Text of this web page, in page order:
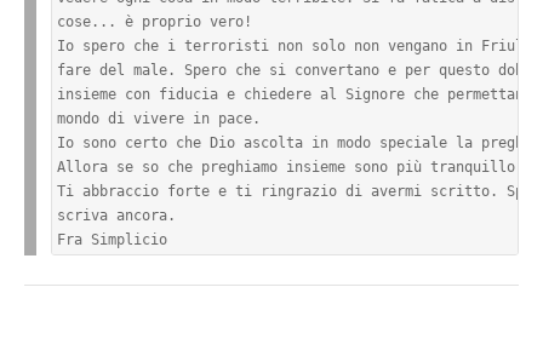
cose... è proprio vero!
Io spero che i terroristi non solo non vengano in Friuli,
fare del male. Spero che si convertano e per questo
insieme con fiducia e chiedere al Signore che
mondo di vivere in pace.
Io sono certo che Dio ascolta in modo speciale la
Allora se so che preghiamo insieme sono più tranquillo!
Ti abbraccio forte e ti ringrazio di avermi scritto.
scriva ancora.
Fra Simplicio